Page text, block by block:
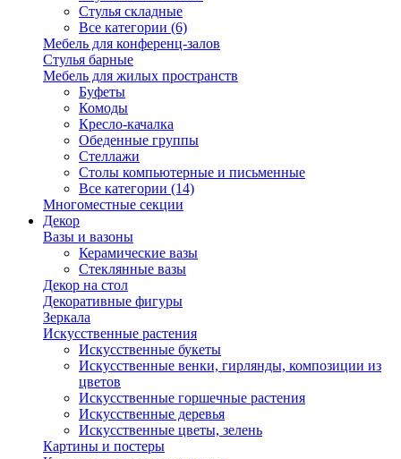
Стулья складные
Все категории (6)
Мебель для конференц-залов
Стулья барные
Мебель для жилых пространств
Буфеты
Комоды
Кресло-качалка
Обеденные группы
Стеллажи
Столы компьютерные и письменные
Все категории (14)
Многоместные секции
Декор
Вазы и вазоны
Керамические вазы
Стеклянные вазы
Декор на стол
Декоративные фигуры
Зеркала
Искусственные растения
Искусственные букеты
Искусственные венки, гирлянды, композиции из
цветов
Искусственные горшечные растения
Искусственные деревья
Искусственные цветы, зелень
Картины и постеры